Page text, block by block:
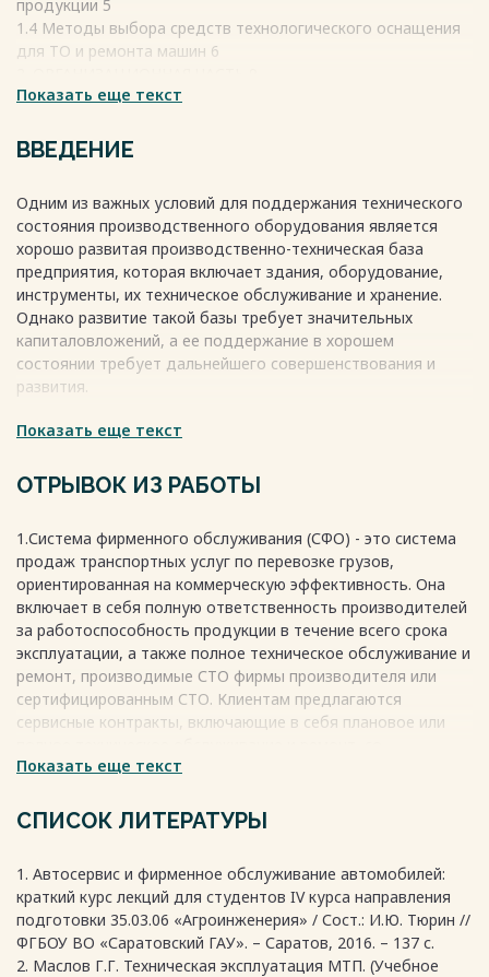
продукции 5
1.4 Методы выбора средств технологического оснащения
для ТО и ремонта машин 6
2.1 Характеристика предприятия «Челябинский тракторный
2.2 Анализ продукции ЧТЗ 11
2.3 Характеристики дизеля Д180.111-1 14
2.5 Ходовая система 15
2.6 Трансмиссия 19
Список использованных источников 25
Весь текст будет доступенпосле покупки
Показать еще текст
ВВЕДЕНИЕ
Одним из важных условий для поддержания технического
состояния производственного оборудования является
хорошо развитая производственно-техническая база
предприятия, которая включает здания, оборудование,
инструменты, их техническое обслуживание и хранение.
Однако развитие такой базы требует значительных
капиталовложений, а ее поддержание в хорошем
состоянии требует дальнейшего совершенствования и
развития.
Для новых предприятий или расширения и реконструкции
требования и условия экономического развития.
повысить качество работы, сократить трудоемкость и
сроки проектирования, а также улучшить
производительность труда разработчиков.
Весь текст будет доступен после покупки
Показать еще текст
ОТРЫВОК ИЗ РАБОТЫ
1.Система фирменного обслуживания (СФО) - это система
продаж транспортных услуг по перевозке грузов,
ориентированная на коммерческую эффективность. Она
включает в себя полную ответственность производителей
за работоспособность продукции в течение всего срока
эксплуатации, а также полное техническое обслуживание и
ремонт, производимые СТО фирмы производителя или
сертифицированным СТО. Клиентам предлагаются
сервисные контракты, включающие в себя плановое или
значительными скидками на запасные части и стоимость
более четкого планирования расходов клиента.
Весь текст будет доступен после покупки
Показать еще текст
СПИСОК ЛИТЕРАТУРЫ
1. Автосервис и фирменное обслуживание автомобилей:
краткий курс лекций для студентов IV курса направления
подготовки 35.03.06 «Агроинженерия» / Сост.: И.Ю. Тюрин //
ФГБОУ ВО «Саратовский ГАУ». – Саратов, 2016. – 137 с.
2. Маслов Г.Г. Техническая эксплуатация МТП. (Учебное